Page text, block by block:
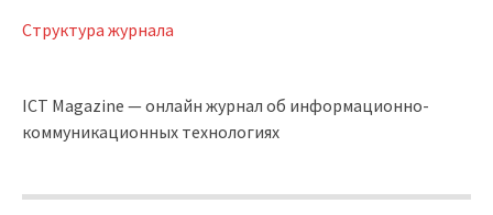
Структура журнала
ICT Magazine — онлайн журнал об информационно-
коммуникационных технологиях